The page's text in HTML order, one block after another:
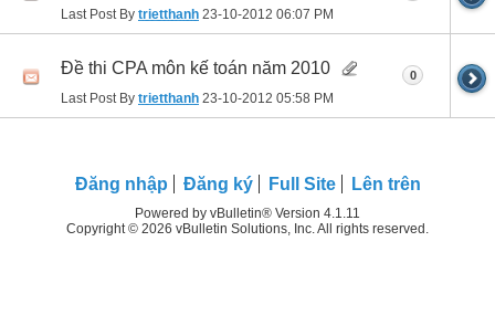
Last Post By trietthanh 23-10-2012 06:07 PM
Đề thi CPA môn kế toán năm 2010
Last Post By trietthanh 23-10-2012 05:58 PM
0
Ðăng nhập Đăng ký Full Site Lên trên
Powered by vBulletin® Version 4.1.11
Copyright © 2026 vBulletin Solutions, Inc. All rights reserved.